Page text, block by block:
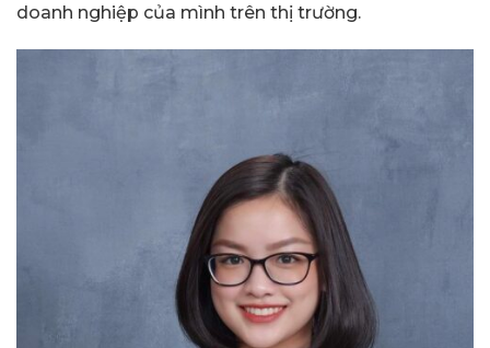
doanh nghiệp của mình trên thị trường.